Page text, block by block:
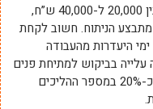
העלויות של מתיחת צוואר בישראל נעות בין 20,000 ל-40,000 ש”ח,
מתבצע הניתוח. חשוב לקחת
היעדרות מהעבודה
בביקוש למתיחת פנים
ומתיחת צוואר בקרב גברים, עם גידול של כ-20% במספר ההליכים